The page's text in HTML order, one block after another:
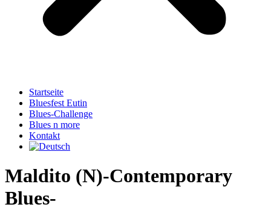
Startseite
Bluesfest Eutin
Blues-Challenge
Blues n more
Kontakt
Maldito (N)-Contemporary
Blues-